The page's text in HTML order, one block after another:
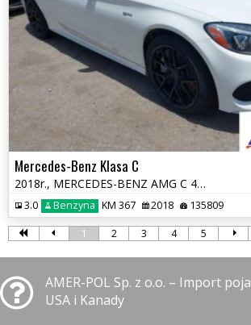
Mercedes-Benz Klasa C
2018r., MERCEDES-BENZ AMG C 43 4MATIC, 3L, od ubezpieczalni
3.0 Benzyna KM 367 2018 135809
1 2 3 4 5
AMER-POL Sp. z o.o. – Import
USA i Kanady